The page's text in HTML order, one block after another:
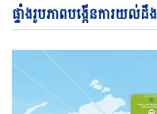
ផ្ទាំងរូបភាពបង្កើនការយល់ដឹង